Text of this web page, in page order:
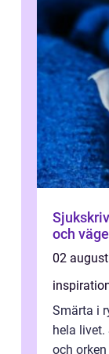
Sjukskrivning
och
02
Smärta i
hela livet.
och